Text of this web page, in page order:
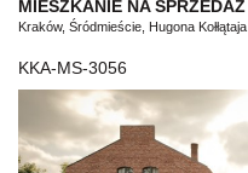
MIESZKANIE NA SPRZEDAŻ
Kraków, Śródmieście, Hugona Kołłątaja
KKA-MS-3056